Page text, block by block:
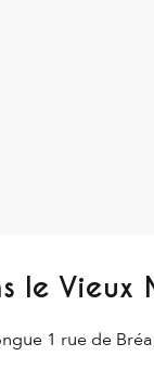
le Vieux
1 rue de